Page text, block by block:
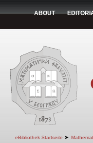
ABOUT
eBibliothek Startseite ➤